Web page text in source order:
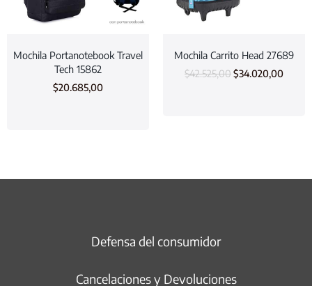
Mochila Portanotebook Travel
Tech 15862
$20.685,00
Mochila Carrito Head 27689
$42.525,00$34.020,00
Defensa del consumidor
Cancelaciones y Devoluciones